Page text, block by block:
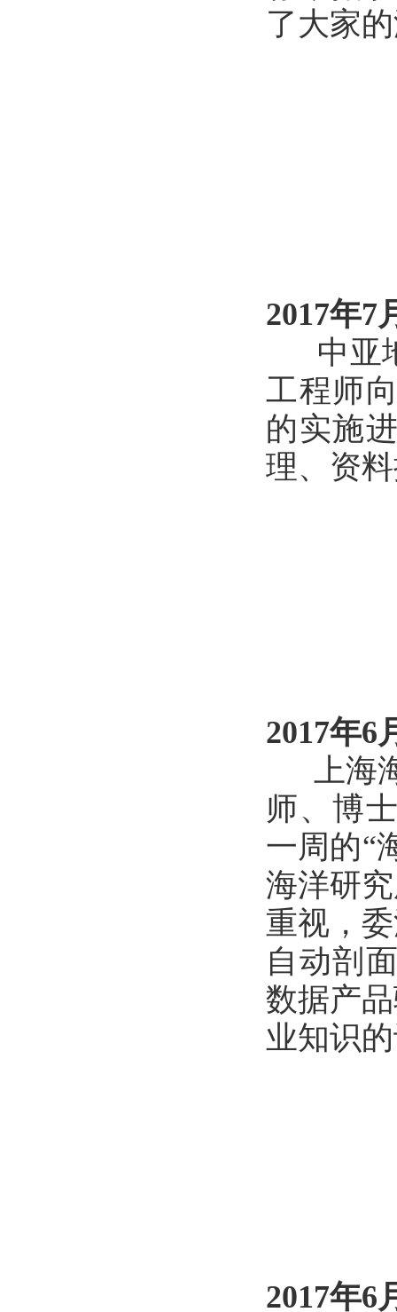
了大家
2017年7
中亚地
工程师
的实施
理、资
2017年6
上海海
师、博
一周的“
海洋研
重视，
自动剖
数据产
业知识
2017年6